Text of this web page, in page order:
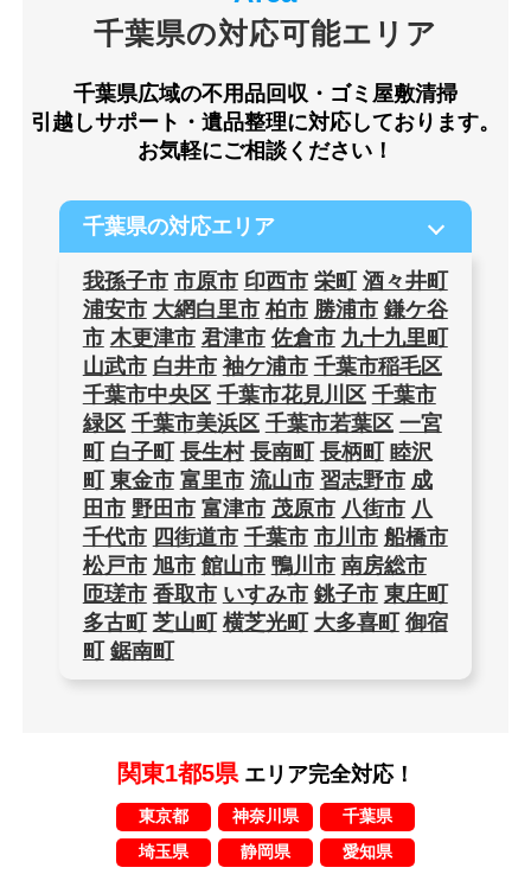
千葉県の対応可能エリア
千葉県広域の不用品回収・ゴミ屋敷清掃
引越しサポート・遺品整理に対応しております。
お気軽にご相談ください！
千葉県の対応エリア
我孫子市 市原市 印西市 栄町
酒々井町
浦安市 大網白里市 柏市 勝浦市 鎌ケ谷
市 木更津市 君津市 佐倉市 九十九里町
山武市 白井市 袖ケ浦市 千葉市稲毛区
千葉市中央区 千葉市花見川区 千葉市
緑区 千葉市美浜区 千葉市若葉区 一宮
町
白子町 長生村 長南町 長柄町
睦沢
町
東金市 富里市 流山市 習志野市 成
田市 野田市 富津市 茂原市 八街市 八
千代市 四街道市 千葉市 市川市 船橋市
松戸市 旭市 館山市 鴨川市 南房総市
匝瑳市 香取市 いすみ市 銚子市 東庄町
多古町
芝山町 横芝光町 大多喜町
御宿
町
鋸南町
関東1都5県 エリア完全対応！
東京都 神奈川県
千葉県
埼玉県
静岡県 愛知県